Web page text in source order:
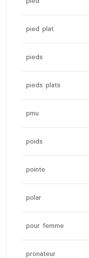
pied plat
pieds
pieds plats
pmu
poids
pointe
polar
pour femme
pronateur